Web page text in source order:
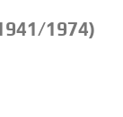
1974)